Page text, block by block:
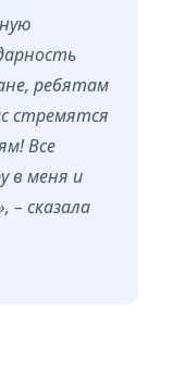
ребятам
стремятся
Все
в меня и
– сказала